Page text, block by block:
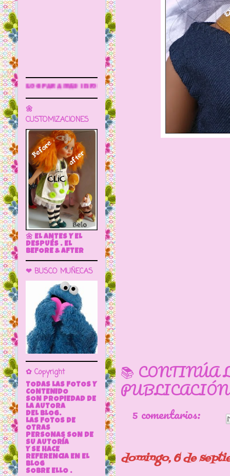
📚 CONTINÚA
5 comentarios:
domingo, 6 de
🌼
CUSTOMIZACIONES
🌼 EL ANTES Y EL
DESPUÉS . EL
BEFORE & AFTER
❤ BUSCO MUÑECAS
✿ Copyright
TODAS LAS FOTOS Y
CONTENIDO
SON PROPIEDAD DE
LA AUTORA
DEL BLOG.
LAS FOTOS DE
OTRAS
PERSONAS SON DE
SU AUTORÍA
Y SE HACE
REFERENCIA EN EL
BLOG
SOBRE ELLO .